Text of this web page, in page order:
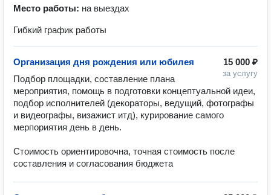
Место работы: на выездах
Гибкий график работы
15 000 ₽
за услугу
Организация дня рождения или юбилея
Подбор площадки, составление плана
мероприятия, помощь в подготовки концептуальной идеи,
подбор исполнителей (декораторы, ведущий, фотографы
и видеографы, визажист итд), курирование самого
мерпориятия день в день.
Стоимость ориентировочна, точная стоимость после
составления и согласования бюджета